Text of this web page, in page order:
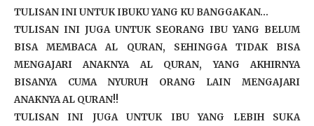
TULISAN INI UNTUK IBUKU YANG KU BANGGAKAN…
TULISAN INI JUGA UNTUK SEORANG IBU YANG BELUM
BISA MEMBACA AL QURAN, SEHINGGA TIDAK BISA
MENGAJARI ANAKNYA AL QURAN, YANG AKHIRNYA
BISANYA CUMA NYURUH ORANG LAIN MENGAJARI
ANAKNYA AL QURAN!!
TULISAN INI JUGA UNTUK IBU YANG LEBIH SUKA